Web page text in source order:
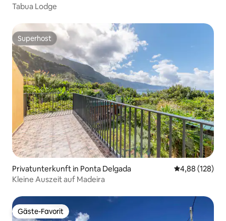
Tabua Lodge
Superhost
Superhost
Privatunterkunft in Ponta Delgada
4,88 (128)
Kleine Auszeit auf Madeira
Gäste-Favorit
Gäste-Favorit